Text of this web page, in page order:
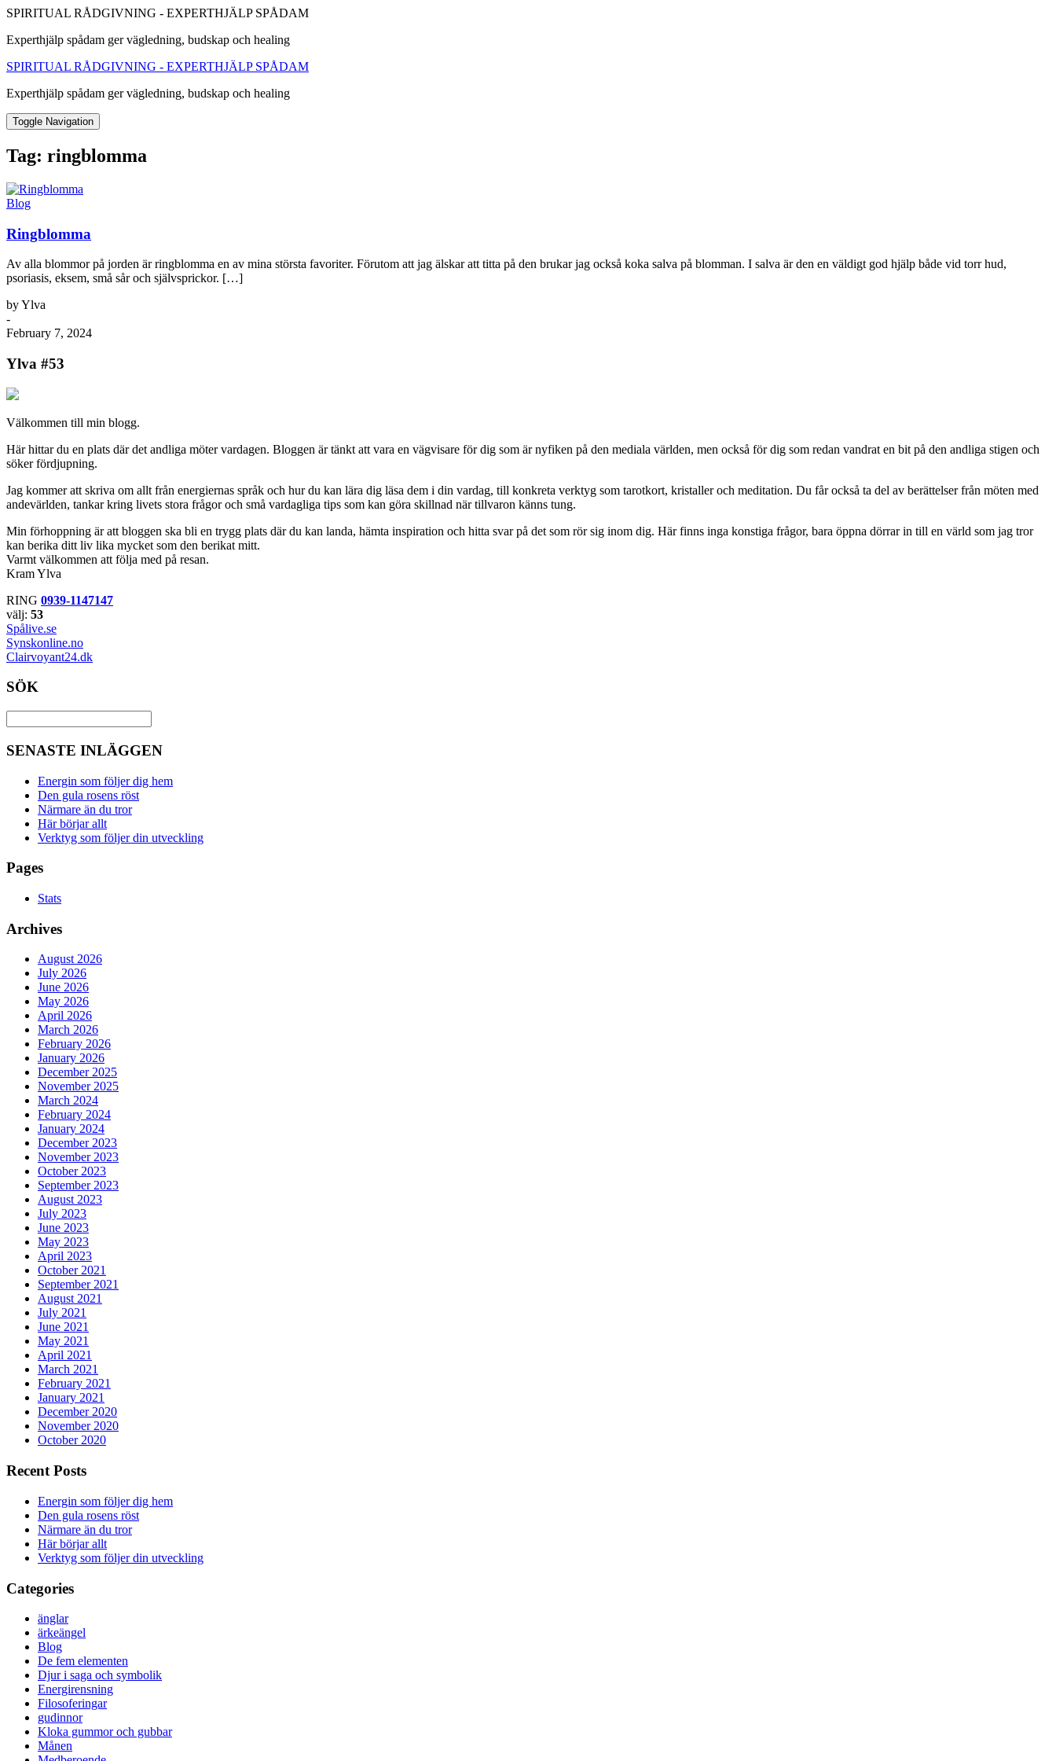
SPIRITUAL RÅDGIVNING - EXPERTHJÄLP SPÅDAM
Experthjälp spådam ger vägledning, budskap och healing
SPIRITUAL RÅDGIVNING - EXPERTHJÄLP SPÅDAM
Experthjälp spådam ger vägledning, budskap och healing
Toggle Navigation
Tag: ringblomma
Blog
Ringblomma
Av alla blommor på jorden är ringblomma en av mina största favoriter. Förutom att jag älskar att titta på den brukar jag också koka salva på blomman. I salva är den en väldigt god hjälp både vid torr hud,
psoriasis, eksem, små sår och självsprickor. […]
by Ylva
-
February 7, 2024
Ylva #53
Välkommen till min blogg.
Här hittar du en plats där det andliga möter vardagen. Bloggen är tänkt att vara en vägvisare för dig som är nyfiken på den mediala världen, men också för dig som redan vandrat en bit på den andliga stigen och
söker fördjupning.
Jag kommer att skriva om allt från energiernas språk och hur du kan lära dig läsa dem i din vardag, till konkreta verktyg som tarotkort, kristaller och meditation. Du får också ta del av berättelser från möten med
andevärlden, tankar kring livets stora frågor och små vardagliga tips som kan göra skillnad när tillvaron känns tung.
Min förhoppning är att bloggen ska bli en trygg plats där du kan landa, hämta inspiration och hitta svar på det som rör sig inom dig. Här finns inga konstiga frågor, bara öppna dörrar in till en värld som jag tror
kan berika ditt liv lika mycket som den berikat mitt.
Varmt välkommen att följa med på resan.
Kram Ylva
RING 0939-1147147
välj: 53
Spålive.se
Synskonline.no
Clairvoyant24.dk
SÖK
SENASTE INLÄGGEN
Energin som följer dig hem
Den gula rosens röst
Närmare än du tror
Här börjar allt
Verktyg som följer din utveckling
Pages
Stats
Archives
August 2026
July 2026
June 2026
May 2026
April 2026
March 2026
February 2026
January 2026
December 2025
November 2025
March 2024
February 2024
January 2024
December 2023
November 2023
October 2023
September 2023
August 2023
July 2023
June 2023
May 2023
April 2023
October 2021
September 2021
August 2021
July 2021
June 2021
May 2021
April 2021
March 2021
February 2021
January 2021
December 2020
November 2020
October 2020
Recent Posts
Energin som följer dig hem
Den gula rosens röst
Närmare än du tror
Här börjar allt
Verktyg som följer din utveckling
Categories
änglar
ärkeängel
Blog
De fem elementen
Djur i saga och symbolik
Energirensning
Filosoferingar
gudinnor
Kloka gummor och gubbar
Månen